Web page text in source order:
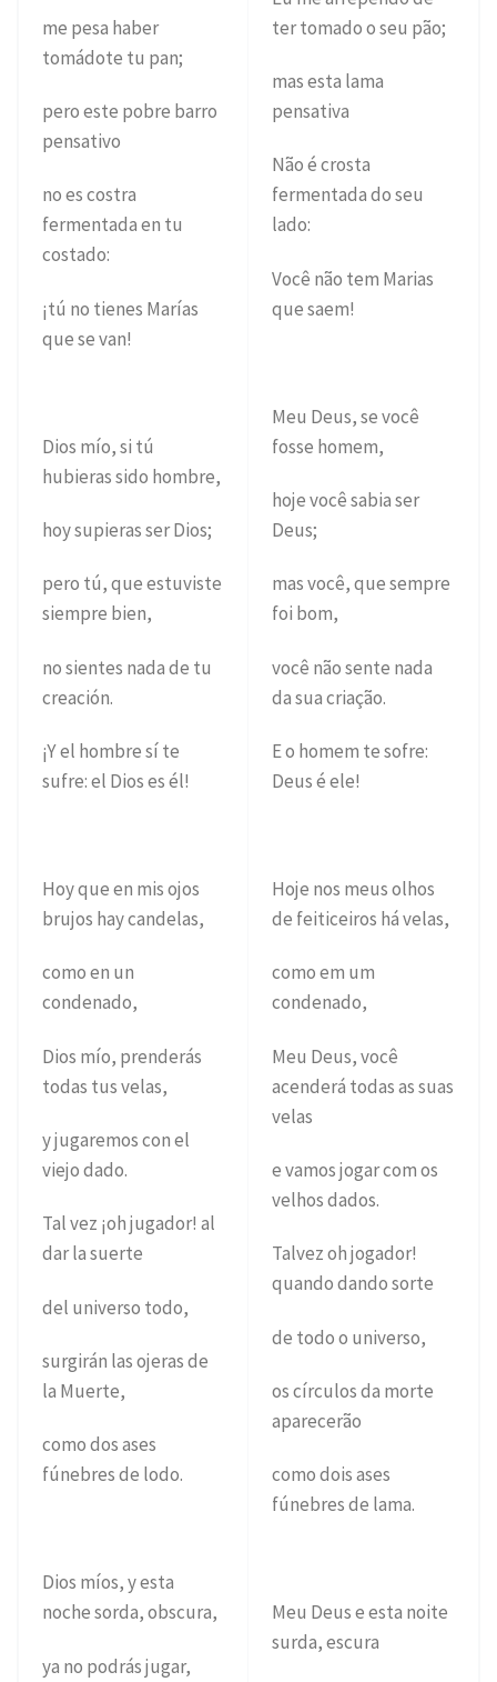
me pesa haber
tomádote tu pan;
pero este pobre barro
pensativo
no es costra
fermentada en tu
costado:
¡tú no tienes Marías
que se van!
Dios mío, si tú
hubieras sido hombre,
hoy supieras ser Dios;
pero tú, que estuviste
siempre bien,
no sientes nada de tu
creación.
¡Y el hombre sí te
sufre: el Dios es él!
Hoy que en mis ojos
brujos hay candelas,
como en un
condenado,
Dios mío, prenderás
todas tus velas,
y jugaremos con el
viejo dado.
Tal vez ¡oh jugador! al
dar la suerte
del universo todo,
surgirán las ojeras de
la Muerte,
como dos ases
fúnebres de lodo.
Dios míos, y esta
noche sorda, obscura,
ya no podrás jugar,
ter tomado o seu pão;
mas esta lama
pensativa
Não é crosta
fermentada do seu
lado:
Você não tem Marias
que saem!
Meu Deus, se você
fosse homem,
hoje você sabia ser
Deus;
mas você, que sempre
foi bom,
você não sente nada
da sua criação.
E o homem te sofre:
Deus é ele!
Hoje nos meus olhos
de feiticeiros há velas,
como em um
condenado,
Meu Deus, você
acenderá todas as suas
velas
e vamos jogar com os
velhos dados.
Talvez oh jogador!
quando dando sorte
de todo o universo,
os círculos da morte
aparecerão
como dois ases
fúnebres de lama.
Meu Deus e esta noite
surda, escura